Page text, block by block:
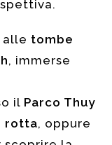
alle tombe
, immerse
il Parco Thuy
rotta, oppure